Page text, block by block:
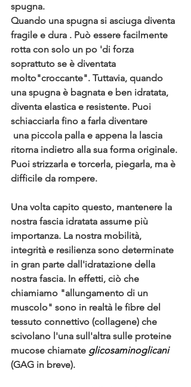
spugna.
Quando una spugna si asciuga diventa
fragile e dura . Può essere facilmente
rotta con solo un po 'di forza
soprattuto se è diventata
molto"croccante". Tuttavia, quando
una spugna è bagnata e ben idratata,
diventa elastica e resistente. Puoi
schiacciarla fino a farla diventare
ritorna indietro alla sua forma originale.
Puoi strizzarla e torcerla, piegarla, ma è
difficile da rompere.
Una volta capito questo, mantenere la
nostra fascia idratata assume più
importanza. La nostra mobilità,
integrità e resilienza sono determinate
in gran parte dall'idratazione della
nostra fascia. In effetti, ciò che
chiamiamo "allungamento di un
muscolo" sono in realtà le fibre del
tessuto connettivo (collagene) che
scivolano l'una sull'altra sulle proteine ​​
mucose chiamate glicosaminoglicani
(GAG in breve).